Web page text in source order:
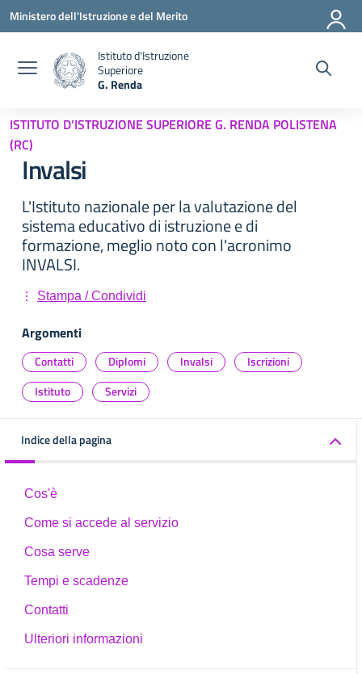
Ministero dell'Istruzione e del Merito
Istituto d'Istruzione
Superiore
G. Renda
ISTITUTO D’ISTRUZIONE SUPERIORE G. RENDA POLISTENA
(RC)
Invalsi
L'Istituto nazionale per la valutazione del
sistema educativo di istruzione e di
formazione, meglio noto con l'acronimo
INVALSI.
Stampa / Condividi
Argomenti
Contatti Diplomi Invalsi
Iscrizioni
Istituto
Servizi
Indice della pagina
Cos'è
Come si accede al servizio
Cosa serve
Tempi e scadenze
Contatti
Ulteriori informazioni